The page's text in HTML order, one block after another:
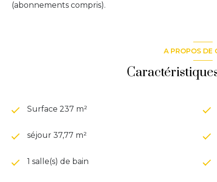
(abonnements compris).
A PROPOS DE
Surface 237 m²
séjour 37,77 m²
1 salle(s) de bain